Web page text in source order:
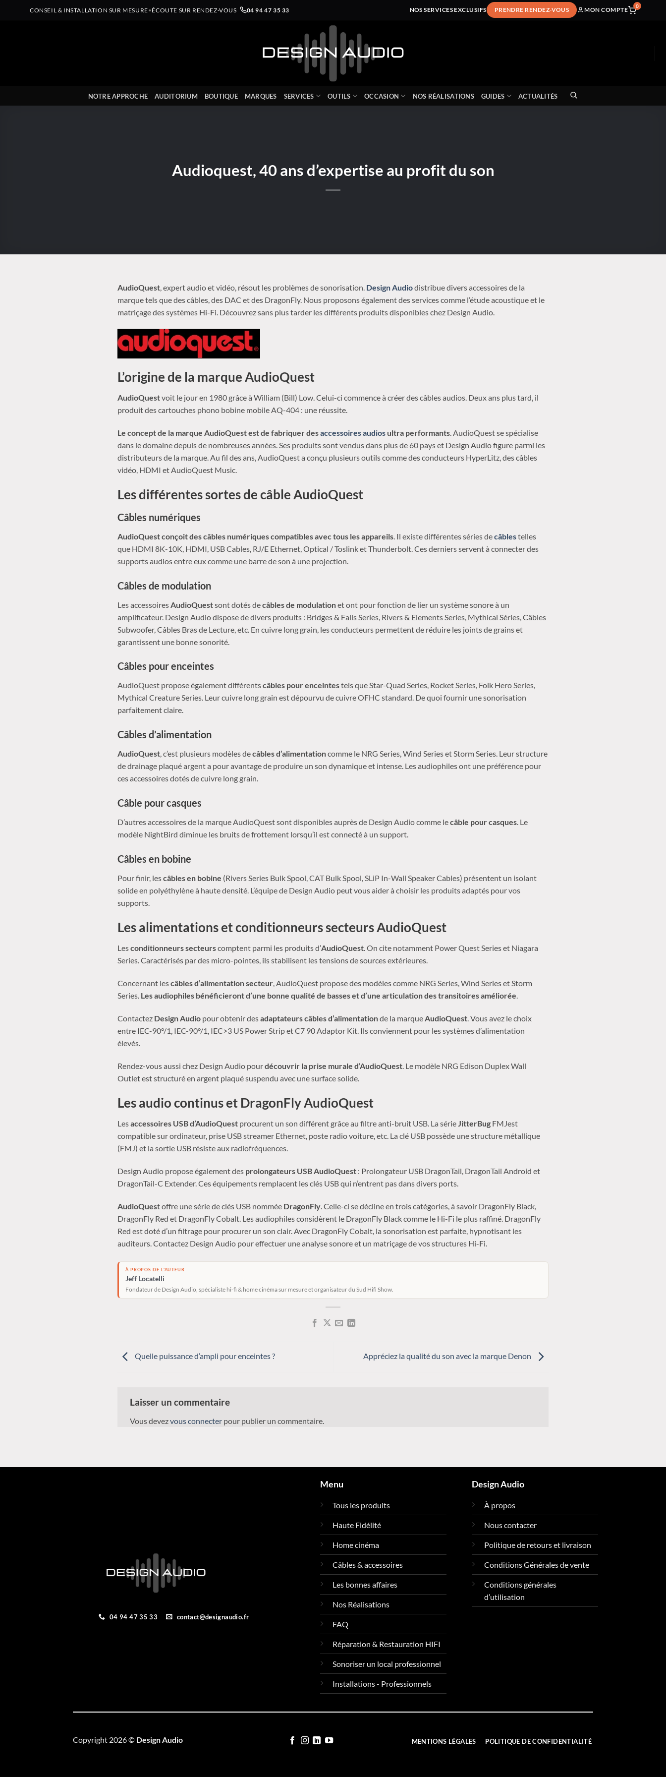
CONSEIL & INSTALLATION SUR MESURE•ÉCOUTE SUR RENDEZ-VOUS 04 94 47 35 33 NOS SERVICES EXCLUSIFS PRENDRE RENDEZ-VOUS MON COMPTE
0
NOTRE APPROCHE AUDITORIUM BOUTIQUE MARQUES SERVICES OUTILS OCCASION NOS RÉALISATIONS GUIDES ACTUALITÉS
Audioquest, 40 ans d’expertise au profit du son
AudioQuest, expert audio et vidéo, résout les problèmes de sonorisation. Design Audiodistribue divers accessoires de la
marque tels que des câbles, des DAC et des DragonFly. Nous proposons également des services comme l’étude acoustique et le
matriçage des systèmes Hi-Fi. Découvrez sans plus tarder les différents produits disponibles chez Design Audio.
L’origine de la marque AudioQuest
AudioQuestvoit le jour en 1980 grâce à William (Bill) Low. Celui-ci commence à créer des câbles audios. Deux ans plus tard, il
produit des cartouches phono bobine mobile AQ-404 : une réussite.
Le concept de la marque AudioQuestest de fabriquer desaccessoires audios ultra performants. AudioQuest se spécialise
dans le domaine depuis de nombreuses années. Ses produits sont vendus dans plus de 60 pays et Design Audio figure parmi les
distributeurs de la marque. Au fil des ans, AudioQuest a conçu plusieurs outils comme des conducteurs HyperLitz, des câbles
vidéo, HDMI et AudioQuest Music.
Les différentes sortes de câble AudioQuest
Câbles numériques
AudioQuest conçoit des câbles numériques compatibles avec tous les appareils . Il existe différentes séries decâblestelles
que HDMI 8K-10K, HDMI, USB Cables, RJ/E Ethernet, Optical / Toslink et Thunderbolt. Ces derniers servent à connecter des
supports audios entre eux comme une barre de son à une projection.
Câbles de modulation
Les accessoires AudioQuestsont dotés decâbles de modulationet ont pour fonction de lier un système sonore à un
amplificateur. Design Audio dispose de divers produits : Bridges & Falls Series, Rivers & Elements Series, Mythical Séries, Câbles
Subwoofer, Câbles Bras de Lecture, etc. En cuivre long grain, les conducteurs permettent de réduire les joints de grains et
garantissent une bonne sonorité.
Câbles pour enceintes
AudioQuest propose également différentscâbles pour enceintestels que Star-Quad Series, Rocket Series, Folk Hero Series,
Mythical Creature Series. Leur cuivre long grain est dépourvu de cuivre OFHC standard. De quoi fournir une sonorisation
parfaitement claire.
Câbles d’alimentation
AudioQuest, c’est plusieurs modèles decâbles d’alimentationcomme le NRG Series, Wind Series et Storm Series. Leur structure
de drainage plaqué argent a pour avantage de produire un son dynamique et intense. Les audiophiles ont une préférence pour
ces accessoires dotés de cuivre long grain.
Câble pour casques
D’autres accessoires de la marque AudioQuest sont disponibles auprès de Design Audio comme lecâble pour casques. Le
modèle NightBird diminue les bruits de frottement lorsqu’il est connecté à un support.
Câbles en bobine
Pour finir, lescâbles en bobine (Rivers Series Bulk Spool, CAT Bulk Spool, SLiP In-Wall Speaker Cables) présentent un isolant
solide en polyéthylène à haute densité. L’équipe de Design Audio peut vous aider à choisir les produits adaptés pour vos
supports.
Les alimentations et conditionneurs secteurs AudioQuest
Lesconditionneurs secteurscomptent parmi les produits d’AudioQuest. On cite notamment Power Quest Series et Niagara
Series. Caractérisés par des micro-pointes, ils stabilisent les tensions de sources extérieures.
Concernant lescâbles d’alimentation secteur, AudioQuest propose des modèles comme NRG Series, Wind Series et Storm
Series. Les audiophiles bénéficieront d’une bonne qualité de basses et d’une articulation des transitoires améliorée.
Contactez Design Audio pour obtenir desadaptateurs câbles d’alimentationde la marqueAudioQuest. Vous avez le choix
entre IEC-90°/1, IEC-90°/1, IEC>3 US Power Strip et C7 90 Adaptor Kit. Ils conviennent pour les systèmes d’alimentation
élevés.
Rendez-vous aussi chez Design Audio pourdécouvrir la prise murale d’AudioQuest . Le modèle NRG Edison Duplex Wall
Outlet est structuré en argent plaqué suspendu avec une surface solide.
Les audio continus et DragonFly AudioQuest
Lesaccessoires USB d’AudioQuest procurent un son différent grâce au filtre anti-bruit USB. La sérieJitterBug FMJest
compatible sur ordinateur, prise USB streamer Ethernet, poste radio voiture, etc. La clé USB possède une structure métallique
(FMJ) et la sortie USB résiste aux radiofréquences.
Design Audio propose également des prolongateurs USB AudioQuest : Prolongateur USB DragonTail, DragonTail Android et
DragonTail-C Extender. Ces équipements remplacent les clés USB qui n’entrent pas dans divers ports.
AudioQuest offre une série de clés USB nommée DragonFly. Celle-ci se décline en trois catégories, à savoir DragonFly Black,
DragonFly Red et DragonFly Cobalt. Les audiophiles considèrent le DragonFly Black comme le Hi-Fi le plus raffiné. DragonFly
Red est doté d’un filtrage pour procurer un son clair. Avec DragonFly Cobalt, la sonorisation est parfaite, hypnotisant les
auditeurs. Contactez Design Audio pour effectuer une analyse sonore et un matriçage de vos structures Hi-Fi.
À PROPOS DE L'AUTEUR
Jeff Locatelli
Fondateur de Design Audio, spécialiste hi-fi & home cinéma sur mesure et organisateur du Sud Hifi Show.
Quelle puissance d’ampli pour enceintes ? Appréciez la qualité du son avec la marque Denon
Laisser un commentaire
Vous devezvous connecter pour publier un commentaire.
04 94 47 35 33 contact@designaudio.fr
Menu
Tous les produits
Haute Fidélité
Home cinéma
Câbles & accessoires
Les bonnes affaires
Nos Réalisations
FAQ
Réparation & Restauration HIFI
Sonoriser un local professionnel
Installations - Professionnels
Design Audio
À propos
Nous contacter
Politique de retours et livraison
Conditions Générales de vente
Conditions générales
d’utilisation
Copyright 2026 © Design Audio MENTIONS LÉGALES POLITIQUE DE CONFIDENTIALITÉ